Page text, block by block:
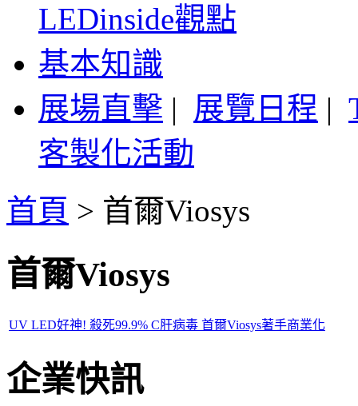
LEDinside觀點
基本知識
展場直擊 | 展覽日程 |
客製化活動
首頁 > 首爾Viosys
首爾Viosys
UV LED好神! 殺死99.9% C肝病毒 首爾Viosys著手商業化
企業快訊